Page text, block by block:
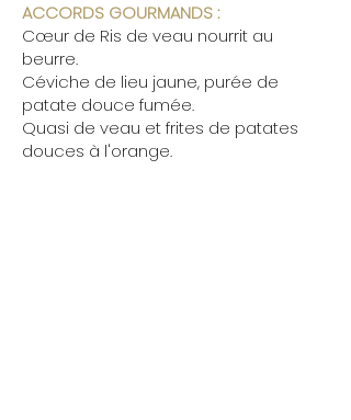
ACCORDS GOURMANDS :
Cœur de Ris de veau nourrit au
beurre.
Céviche de lieu jaune, purée de
patate douce fumée.
Quasi de veau et frites de patates
douces à l'orange.